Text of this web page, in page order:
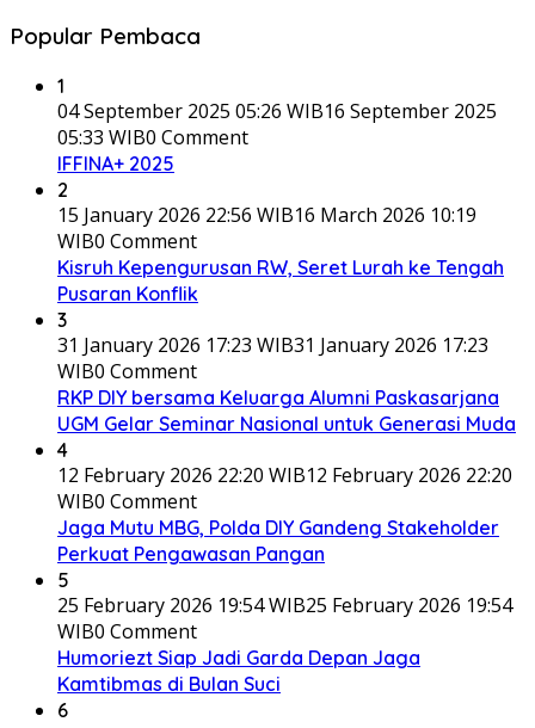
Popular Pembaca
1
04 September 2025 05:26 WIB16 September 2025
05:33 WIB0 Comment
IFFINA+ 2025
2
15 January 2026 22:56 WIB16 March 2026 10:19
WIB0 Comment
Kisruh Kepengurusan RW, Seret Lurah ke Tengah
Pusaran Konflik
3
31 January 2026 17:23 WIB31 January 2026 17:23
WIB0 Comment
RKP DIY bersama Keluarga Alumni Paskasarjana
UGM Gelar Seminar Nasional untuk Generasi Muda
4
12 February 2026 22:20 WIB12 February 2026 22:20
WIB0 Comment
Jaga Mutu MBG, Polda DIY Gandeng Stakeholder
Perkuat Pengawasan Pangan
5
25 February 2026 19:54 WIB25 February 2026 19:54
WIB0 Comment
Humoriezt Siap Jadi Garda Depan Jaga
Kamtibmas di Bulan Suci
6